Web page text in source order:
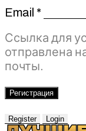
Email *
Ссылка для
отправлена
почты.
Регистрация
Register Login